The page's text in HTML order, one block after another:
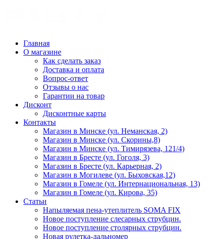
Главная
О магазине
Как сделать заказ
Доставка и оплата
Вопрос-ответ
Отзывы о нас
Гарантии на товар
Дисконт
Дисконтные карты
Контакты
Магазин в Минске (ул. Неманская, 2)
Магазин в Минске (ул. Скорины,8)
Магазин в Минске (ул. Тимирязева, 121/4)
Магазин в Бресте (ул. Гоголя, 3)
Магазин в Бресте (ул. Карьерная, 2)
Магазин в Могилеве (ул. Быховская,12)
Магазин в Гомеле (ул. Интернациональная, 13)
Магазин в Гомеле (ул. Кирова, 35)
Статьи
Напыляемая пена-утеплитель SOMA FIX
Новое поступление слесарных струбцин.
Новое поступление столярных струбцин.
Новая рулетка-дальномер